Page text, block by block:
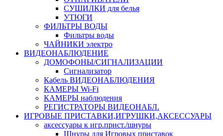
СУШИЛКИ для белья
УТЮГИ
ФИЛЬТРЫ ВОДЫ
Фильтры воды
ЧАЙНИКИ электро
ВИДЕОНАБЛЮДЕНИЕ
ДОМОФОНЫ/СИГНАЛИЗАЦИИ
Сигнализатор
Кабель ВИДЕОНАБЛЮДЕНИЯ
КАМЕРЫ Wi-Fi
КАМЕРЫ наблюдения
РЕГИСТРАТОРЫ ВИДЕОНАБЛ.
ИГРОВЫЕ ПРИСТАВКИ,ИГРУШКИ,АКСЕССУАРЫ
аксесcуары к игр.прист./шнуры
Шнуры для Игровых приставок